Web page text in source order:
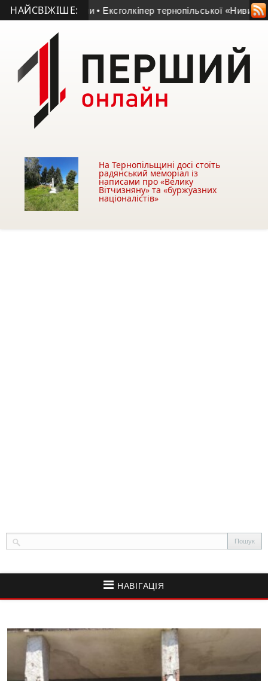
НАЙСВІЖІШЕ:• Ексголкіпер тернопільської «Ниви» та
На Тернопільщині досі стоїть
радянський меморіал із
написами про «Велику
Вітчизняну» та «буржуазних
націоналістів»
НАВІГАЦІЯ